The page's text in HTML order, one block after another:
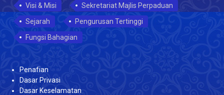
Visi & Misi
Sekretariat Majlis Perpaduan
Sejarah
Pengurusan Tertinggi
Fungsi Bahagian
Penafian
Dasar Privasi
Dasar Keselamatan